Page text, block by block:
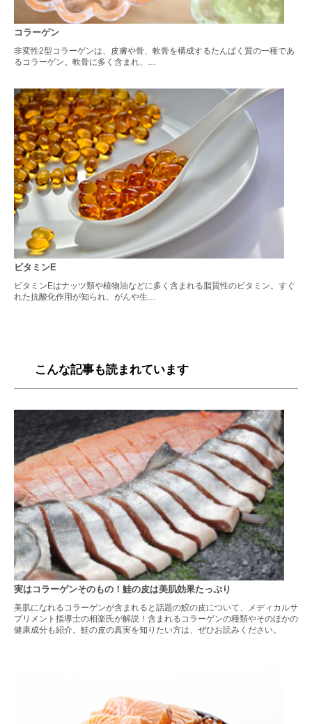
コラーゲン
非変性2型コラーゲンは、皮膚や骨、軟骨を構成するたんぱく質の一種であ
るコラーゲン。軟骨に多く含まれ、…
ビタミンE
ビタミンEはナッツ類や植物油などに多く含まれる脂質性のビタミン。すぐ
れた抗酸化作用が知られ、がんや生…
こんな記事も読まれています
実はコラーゲンそのもの！鮭の皮は美肌効果たっぷり
美肌になれるコラーゲンが含まれると話題の鮫の皮について、メディカルサ
プリメント指導士の相楽氏が解説！含まれるコラーゲンの種類やそのほかの
健康成分も紹介。鮭の皮の真実を知りたい方は、ぜひお読みください。